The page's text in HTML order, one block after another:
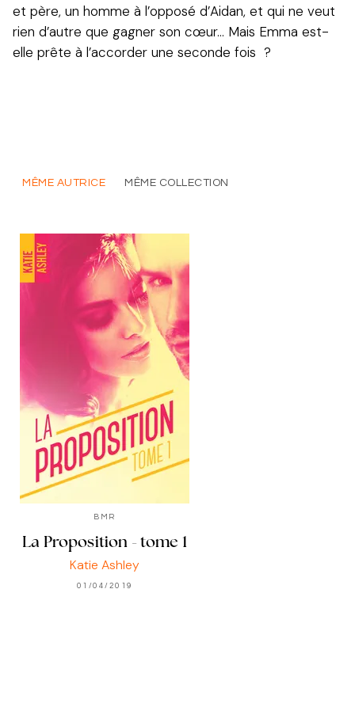
et père, un homme à l’opposé d’Aidan, et qui ne veut
rien d’autre que gagner son cœur... Mais Emma est-
elle prête à l’accorder une seconde fois ?
MÊME AUTRICE MÊME COLLECTION
BMR
La Proposition - tome 1
Katie Ashley
01/04/2019